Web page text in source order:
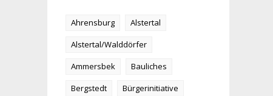
Ahrensburg
Alstertal
Alstertal/Walddörfer
Ammersbek
Bauliches
Bergstedt
Bürgerinitiative